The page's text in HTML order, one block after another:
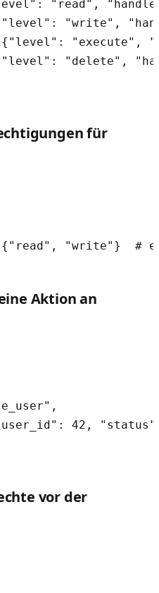
"read",
"write",
"execute",
"delete",
für
Aktion an
42,
vor der